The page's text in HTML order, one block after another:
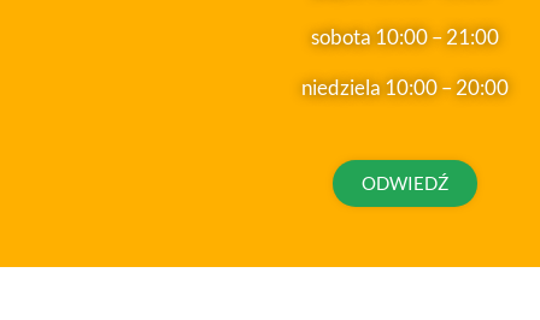
sobota 10:00 – 21:00
niedziela 10:00 – 20:00
ODWIEDŹ